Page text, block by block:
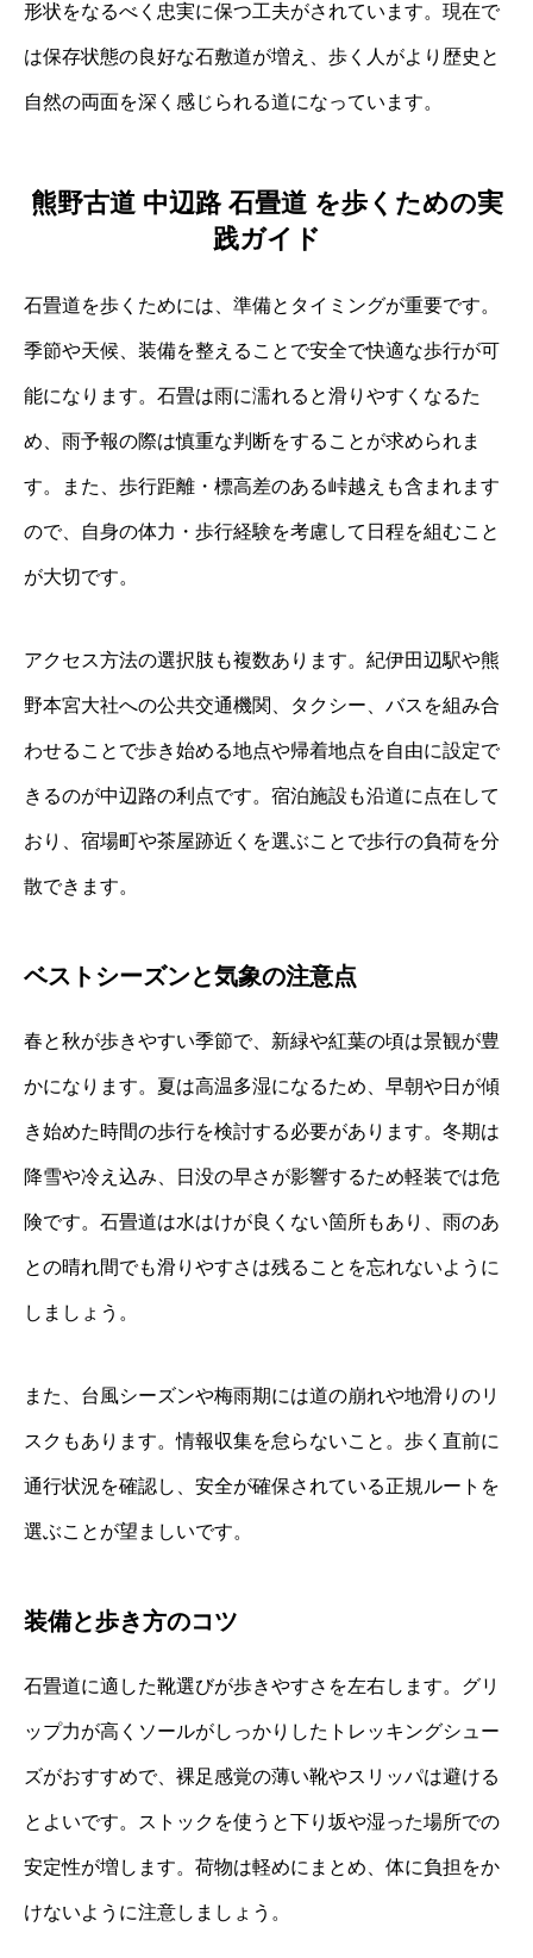
形状をなるべく忠実に保つ工夫がされています。現在で
は保存状態の良好な石敷道が増え、歩く人がより歴史と
自然の両面を深く感じられる道になっています。
熊野古道 中辺路 石畳道 を歩くための実
践ガイド
石畳道を歩くためには、準備とタイミングが重要です。
季節や天候、装備を整えることで安全で快適な歩行が可
能になります。石畳は雨に濡れると滑りやすくなるた
め、雨予報の際は慎重な判断をすることが求められま
す。また、歩行距離・標高差のある峠越えも含まれます
ので、自身の体力・歩行経験を考慮して日程を組むこと
が大切です。
アクセス方法の選択肢も複数あります。紀伊田辺駅や熊
野本宮大社への公共交通機関、タクシー、バスを組み合
わせることで歩き始める地点や帰着地点を自由に設定で
きるのが中辺路の利点です。宿泊施設も沿道に点在して
おり、宿場町や茶屋跡近くを選ぶことで歩行の負荷を分
散できます。
ベストシーズンと気象の注意点
春と秋が歩きやすい季節で、新緑や紅葉の頃は景観が豊
かになります。夏は高温多湿になるため、早朝や日が傾
き始めた時間の歩行を検討する必要があります。冬期は
降雪や冷え込み、日没の早さが影響するため軽装では危
険です。石畳道は水はけが良くない箇所もあり、雨のあ
との晴れ間でも滑りやすさは残ることを忘れないように
しましょう。
また、台風シーズンや梅雨期には道の崩れや地滑りのリ
スクもあります。情報収集を怠らないこと。歩く直前に
通行状況を確認し、安全が確保されている正規ルートを
選ぶことが望ましいです。
装備と歩き方のコツ
石畳道に適した靴選びが歩きやすさを左右します。グリ
ップ力が高くソールがしっかりしたトレッキングシュー
ズがおすすめで、裸足感覚の薄い靴やスリッパは避ける
とよいです。ストックを使うと下り坂や湿った場所での
安定性が増します。荷物は軽めにまとめ、体に負担をか
けないように注意しましょう。